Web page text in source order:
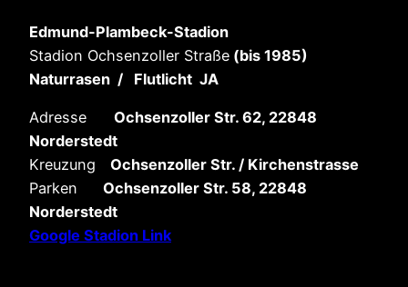
Edmund-Plambeck-Stadion
Stadion Ochsenzoller Straße (bis 1985)
Naturrasen / Flutlicht JA
Adresse Ochsenzoller Str. 62, 22848
Norderstedt
Kreuzung Ochsenzoller Str. / Kirchenstrasse
Parken
Ochsenzoller Str. 58, 22848
Norderstedt
Google Stadion Link